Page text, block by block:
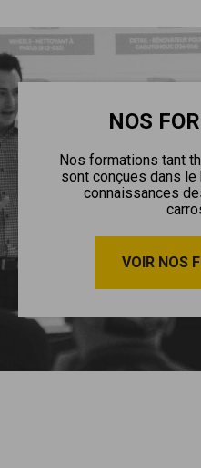
NOS
Nos formations tant
sont conçues dans le
connaissances
VOIR NOS